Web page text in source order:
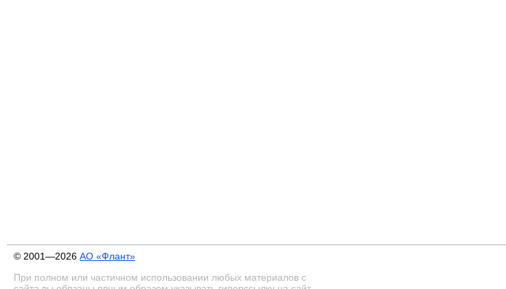
© 2001—2026 АО «Флант»
При полном или частичном использовании любых материалов с